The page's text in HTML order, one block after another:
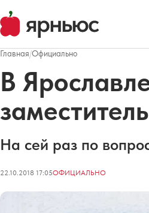
Главная/Официально
В
На сей раз по
22.10.2018 17:05ОФИЦИАЛЬНО